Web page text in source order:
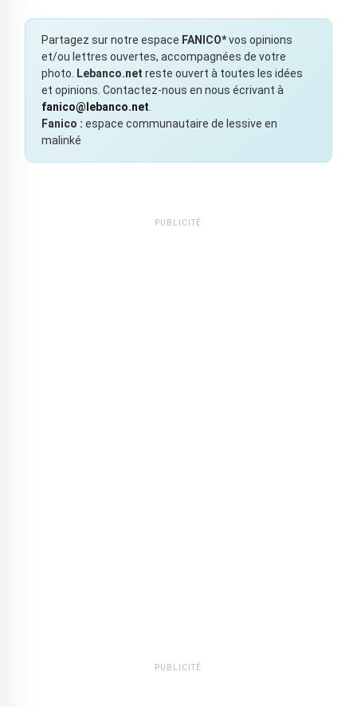
Partagez sur notre espace FANICO*vos opinions
et/ou lettres ouvertes, accompagnées de votre
photo.
Lebanco.net reste ouvert à toutes les idées
et opinions. Contactez-nous en nous écrivant à
fanico@lebanco.net
Fanico : espace communautaire de lessive en
malinké
PUBLICITÉ
PUBLICITÉ